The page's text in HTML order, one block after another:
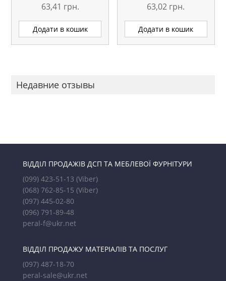
63,41 грн.
Додати в кошик
63,02 грн.
Додати в кошик
Недавние отзывы
ВІДДІЛ ПРОДАЖІВ ДСП ТА МЕБЛЕВОЇ ФУРНІТУРИ
(099) 423-51-13 (Viber)
(068) 762-85-15 (Viber)
(097) 445-02-80
(096) 791-89-48
peral-f@ukr.net
ВІДДІЛ ПРОДАЖУ МАТЕРІАЛІВ ТА ПОСЛУГ
(097) 487-18-70
peral-sale@ukr.net